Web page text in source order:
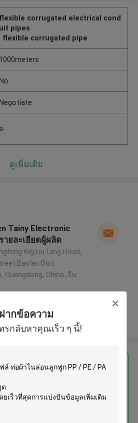
ฝากข้อความ
รกลับหาคุณเร็ว ๆ นี้!
flexible corrugated electrical cond
uit pipes
flexible corrugated pipe
1000meters
ค
ดูเพิ่มเติม
Tainy Electronic
ายละเอียดผู้ผลิต
Blg,LiuTang Road,
Dist,
Guangdong, China ,จีน
ดูเพิ่มเติม
এর সেরা মূল্য পান
ผ้าไนล่อนลูกฟูก PP / PE / PA
วัสดุแขน